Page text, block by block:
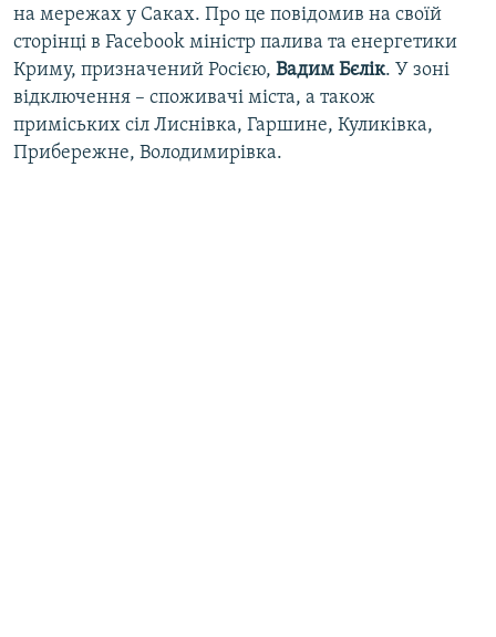
на мережах у Саках. Про це повідомив на своїй
сторінці в Facebook міністр палива та енергетики
Криму, призначений Росією, Вадим Бєлік. У зоні
відключення – споживачі міста, а також
приміських сіл Лиснівка, Гаршине, Куликівка,
Прибережне, Володимирівка.